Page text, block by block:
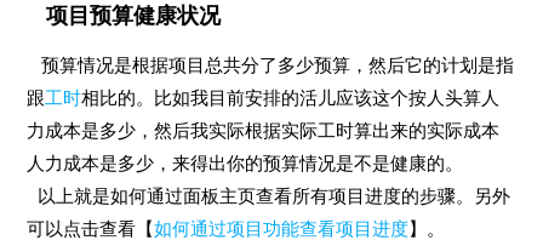
项目预算健康状况
预算情况是根据项目总共分了多少预算，然后它的计划是指
跟工时相比的。比如我目前安排的活儿应该这个按人头算人
力成本是多少，然后我实际根据实际工时算出来的实际成本
人力成本是多少，来得出你的预算情况是不是健康的。
以上就是如何通过面板主页查看所有项目进度的步骤。另外
可以点击查看【如何通过项目功能查看项目进度】。